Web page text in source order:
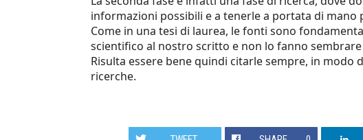
informazioni possibili e a tenerle a portata di mano
Come in una tesi di laurea, le fonti sono
scientifico al nostro scritto e non lo fanno sembrare
Risulta essere bene quindi citarle sempre, in modo
ricerche.